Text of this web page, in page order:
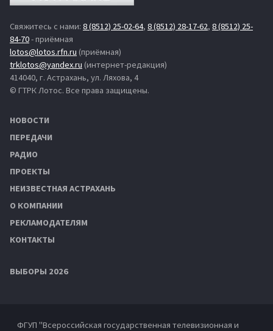
Свяжитесь с нами: 8 (8512) 25-02-64, 8 (8512) 28-17-62, 8 (8512) 25-
84-70- приёмная
lotos@lotos.rfn.ru (приёмная)
trklotos@yandex.ru (интернет-редакция)
414040, г. Астрахань, ул. Ляхова, 4
© ГТРК Лотос. Все права защищены.
НОВОСТИ
ПЕРЕДАЧИ
РАДИО
ПРОЕКТЫ
НЕИЗВЕСТНАЯ АСТРАХАНЬ
О КОМПАНИИ
РЕКЛАМОДАТЕЛЯМ
КОНТАКТЫ
ВЫБОРЫ 2026
ФГУП "Всероссийская государственная телевизионная и